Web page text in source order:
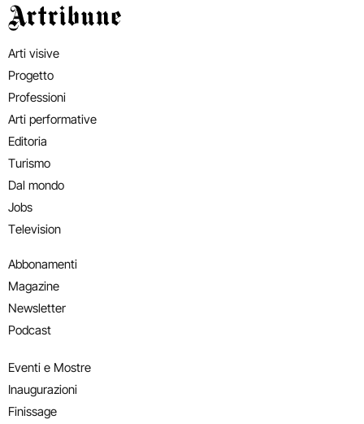
Artribune
Arti visive
Progetto
Professioni
Arti performative
Editoria
Turismo
Dal mondo
Jobs
Television
Abbonamenti
Magazine
Newsletter
Podcast
Eventi e Mostre
Inaugurazioni
Finissage